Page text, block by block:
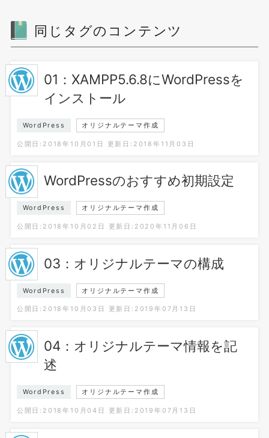
同じタグのコンテンツ
01：XAMPP5.6.8にWordPressを
インストール
WordPress オリジナルテーマ作成
公開日:2018年10月01日 更新日:2018年11月03日
WordPressのおすすめ初期設定
WordPress オリジナルテーマ作成
公開日:2018年10月02日 更新日:2020年11月06日
03：オリジナルテーマの構成
WordPress オリジナルテーマ作成
公開日:2018年10月03日 更新日:2019年07月13日
04：オリジナルテーマ情報を記
述
WordPress オリジナルテーマ作成
公開日:2018年10月04日 更新日:2019年07月13日